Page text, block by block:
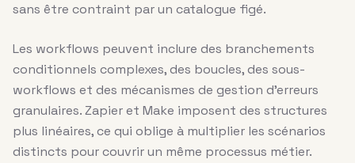
sans être contraint par un catalogue figé.
Les workflows peuvent inclure des branchements
conditionnels complexes, des boucles, des sous-
workflows et des mécanismes de gestion d’erreurs
granulaires. Zapier et Make imposent des structures
plus linéaires, ce qui oblige à multiplier les scénarios
distincts pour couvrir un même processus métier.